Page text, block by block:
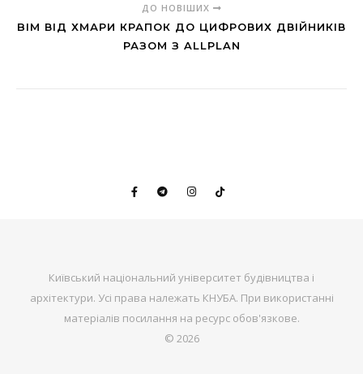
ДО НОВІШИХ
BIM ВІД ХМАРИ КРАПОК ДО ЦИФРОВИХ ДВІЙНИКІВ
РАЗОМ З ALLPLAN
Київський національний університет будівництва і
архітектури. Усі права належать КНУБА. При використанні
матеріалів посилання на ресурс обов'язкове.
© 2026